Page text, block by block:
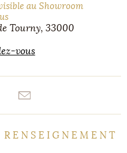
au Showroom
Tourny, 33000
vous